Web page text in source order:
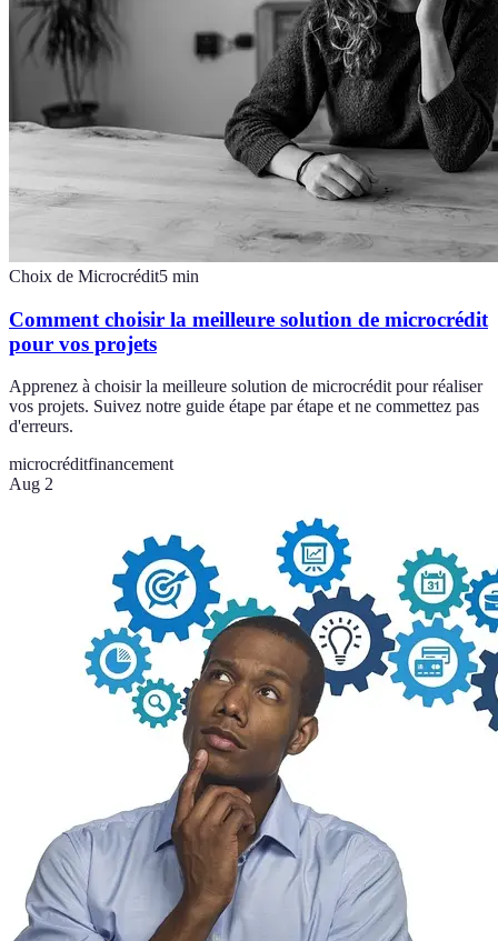
Choix de Microcrédit5 min
Comment choisir la meilleure solution de microcrédit
pour vos projets
Apprenez à choisir la meilleure solution de microcrédit pour réaliser
vos projets. Suivez notre guide étape par étape et ne commettez pas
d'erreurs.
microcréditfinancement
Aug 2